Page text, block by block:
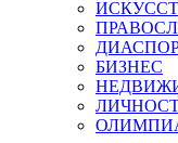
БИЗНЕС